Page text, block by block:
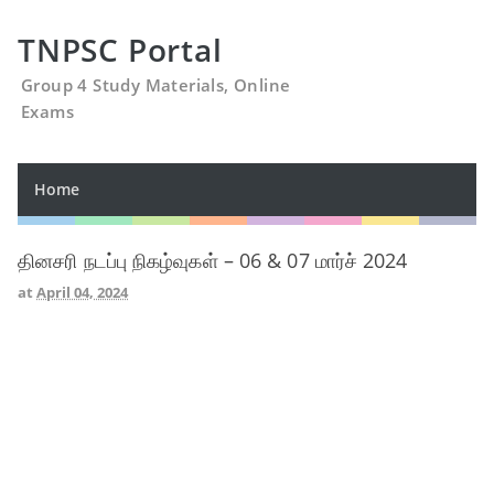
TNPSC Portal
Group 4 Study Materials, Online
Exams
Home
தினசரி நடப்பு நிகழ்வுகள் – 06 & 07 மார்ச் 2024
at April 04, 2024